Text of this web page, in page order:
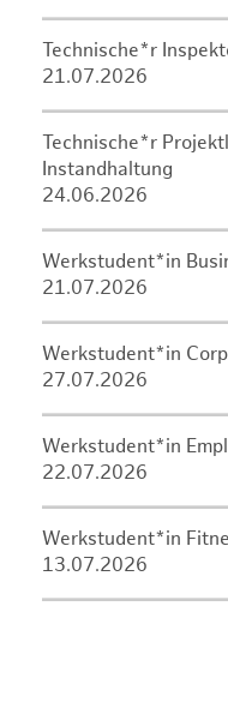
Technische*r
21.07.2026
Technische*r
Instandhaltung
24.06.2026
Werkstudent*in
21.07.2026
Werkstudent*in
27.07.2026
Werkstudent*in
22.07.2026
Werkstudent*in
13.07.2026